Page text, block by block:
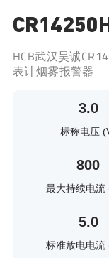
HCB武汉昊诚
表计烟雾报警器
3.0
标称电压
800
最大持续电流
5.0
标准放电电流